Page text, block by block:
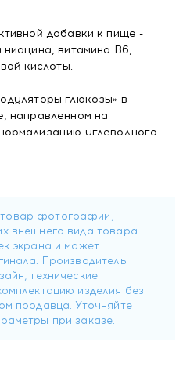
добавки к пище -
ниацина, витамина В6,
кислоты.
глюкозы» в
направленном на
углеводного
(носитель), оксид
плодов китайской
целлюлоза
(носитель), альфа-
пажитника, экстракт
кремния
цинка, магниевая соль
агент), смесь
кислота